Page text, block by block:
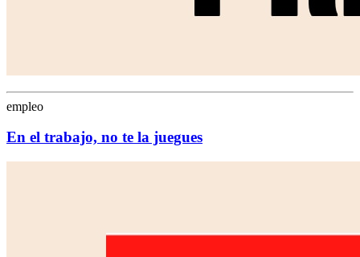
empleo
En el trabajo, no te la juegues